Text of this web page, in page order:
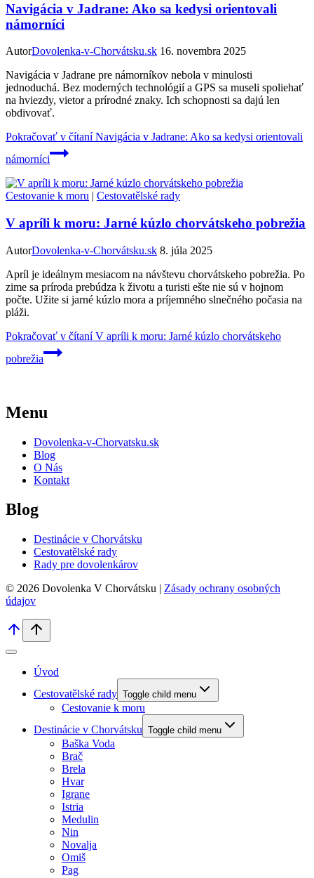
Navigácia v Jadrane: Ako sa kedysi orientovali
námorníci
AutorDovolenka-v-Chorvátsku.sk 16. novembra 2025
Navigácia v Jadrane pre námorníkov nebola v minulosti
jednoduchá. Bez moderných technológií a GPS sa museli spoliehať
na hviezdy, vietor a prírodné znaky. Ich schopnosti sa dajú len
obdivovať.
Pokračovať v čítaníNavigácia v Jadrane: Ako sa kedysi orientovali
námorníci
Cestovanie k moru | Cestovatělské rady
V apríli k moru: Jarné kúzlo chorvátskeho pobrežia
AutorDovolenka-v-Chorvátsku.sk 8. júla 2025
Apríl je ideálnym mesiacom na návštevu chorvátskeho pobrežia. Po
zime sa príroda prebúdza k životu a turisti ešte nie sú v hojnom
počte. Užite si jarné kúzlo mora a príjemného slnečného počasia na
pláži.
Pokračovať v čítaníV apríli k moru: Jarné kúzlo chorvátskeho
pobrežia
Menu
Dovolenka-v-Chorvatsku.sk
Blog
O Nás
Kontakt
Blog
Destinácie v Chorvátsku
Cestovatělské rady
Rady pre dovolenkárov
© 2026 Dovolenka V Chorvátsku | Zásady ochrany osobných
údajov
Úvod
Cestovatělské rady Toggle child menu
Cestovanie k moru
Destinácie v Chorvátsku Toggle child menu
Baška Voda
Brač
Brela
Hvar
Igrane
Istria
Medulin
Nin
Novalja
Omiš
Pag